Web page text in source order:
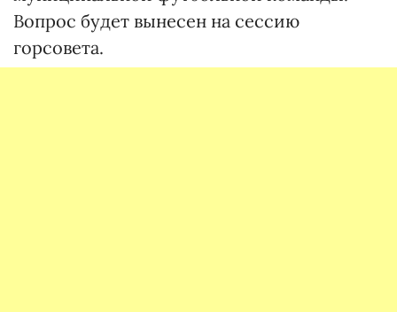
Вопрос будет вынесен на сессию
горсовета.